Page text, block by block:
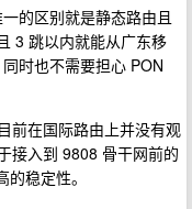
的区别就是静态路由且
3 跳以内就能从广东移
时也不需要担心 PON
前在国际路由上并没有观
接入到 9808 骨干网前的
稳定性。